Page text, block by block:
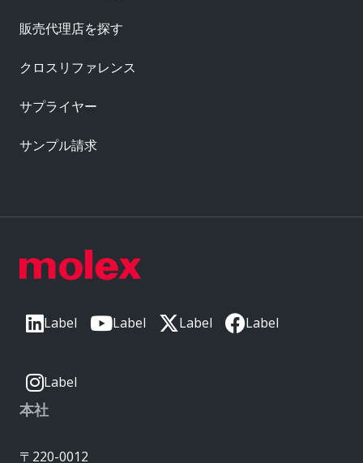
Label Label Label Label
Label
本社
〒220-0012
販売代理店を探す
クロスリファレンス
サプライヤー
サンプル請求